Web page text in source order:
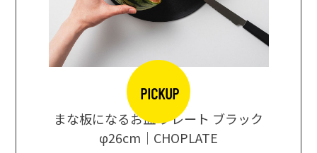
PICKUP
まな板になるお皿 プレート ブラック
φ26cm｜CHOPLATE